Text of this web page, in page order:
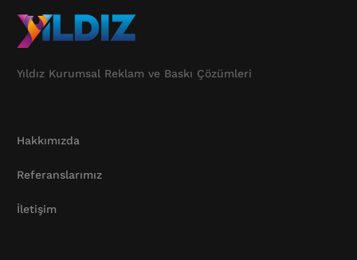
Yıldız Kurumsal Reklam ve Baskı Çözümleri
Hakkımızda
Referanslarımız
İletişim